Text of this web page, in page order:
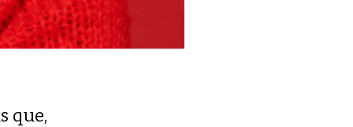
que,